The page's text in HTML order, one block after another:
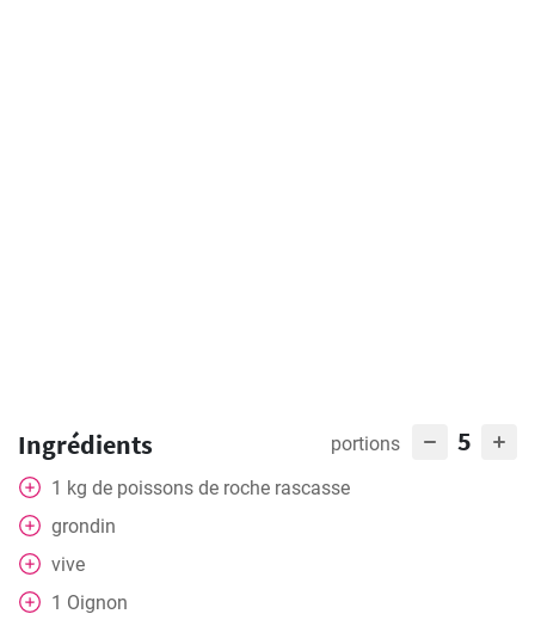
Ingrédients portions 5
1 kg de poissons de roche rascasse
grondin
vive
1 Oignon